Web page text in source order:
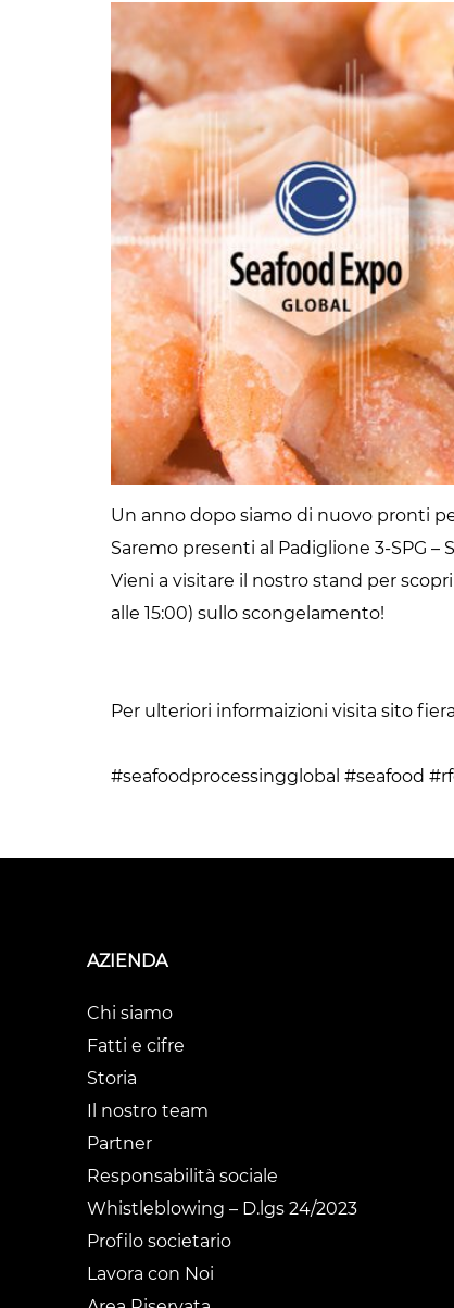
Essiccatoi per
tessuti
Essiccatoi per calze
e collant
Altre applicazioni
tessili
polimeri
Essiccatoi per
e altri non
Altre
tessili-
Un anno dopo siamo di nuovo pronti
Saremo presenti al Padiglione 3-SPG –
Vieni a visitare il nostro stand per
alle 15:00) sullo scongelamento!
Per ulteriori informaizioni visita sito fiera
#seafoodprocessingglobal #seafood
AZIENDA
Chi siamo
Fatti e cifre
Storia
Il nostro team
Partner
Responsabilità sociale
Whistleblowing – D.lgs 24/2023
Profilo societario
Lavora con Noi